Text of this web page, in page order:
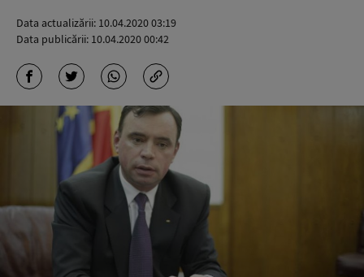
Data actualizării: 10.04.2020 03:19
Data publicării: 10.04.2020 00:42